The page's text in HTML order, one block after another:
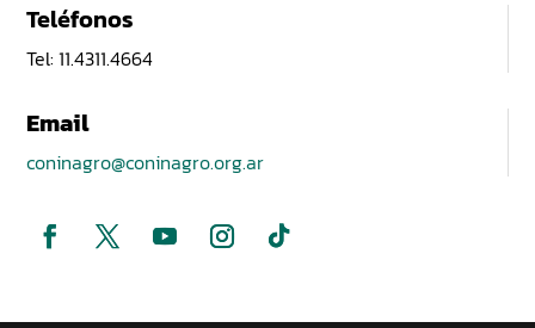
Teléfonos
Tel: 11.4311.4664
Email
coninagro@coninagro.org.ar